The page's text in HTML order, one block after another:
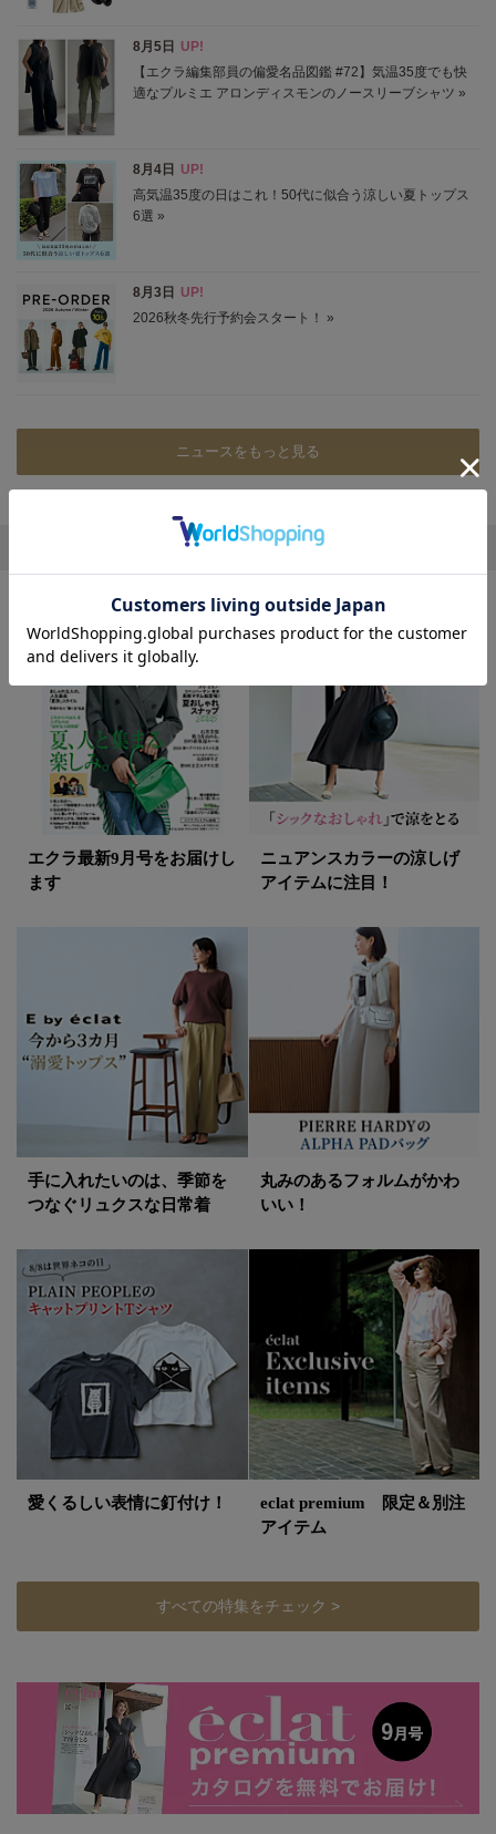
ニュースをもっと見る
エクラ おすすめ特集
エクラ最新9月号をお届けし
ます
ニュアンスカラーの涼しげ
アイテムに注目！
手に入れたいのは、季節を
つなぐリュクスな日常着
丸みのあるフォルムがかわ
いい！
愛くるしい表情に釘付け！
eclat premium 限定＆別注
アイテム
すべての特集をチェック >